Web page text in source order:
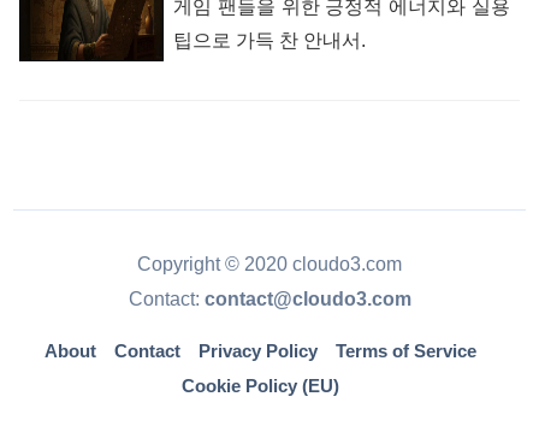
게임 팬들을 위한 긍정적 에너지와 실용
팁으로 가득 찬 안내서.
Copyright © 2020 cloudo3.com
Contact: contact@cloudo3.com
About Contact Privacy Policy
Terms of Service
Cookie Policy (EU)